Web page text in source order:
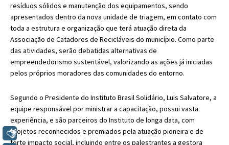
resíduos sólidos e manutenção dos equipamentos, sendo
apresentados dentro da nova unidade de triagem, em contato com
toda a estrutura e organização que terá atuação direta da
Associação de Catadores de Recicláveis do município. Como parte
das atividades, serão debatidas alternativas de
empreendedorismo sustentável, valorizando as ações já iniciadas
pelos próprios moradores das comunidades do entorno.
Segundo o Presidente do Instituto Brasil Solidário, Luis Salvatore, a
equipe responsável por ministrar a capacitação, possui vasta
experiência, e são parceiros do Instituto de longa data, com
projetos reconhecidos e premiados pela atuação pioneira e de
forte impacto social, incluindo entre os palestrantes a gestora
Libras